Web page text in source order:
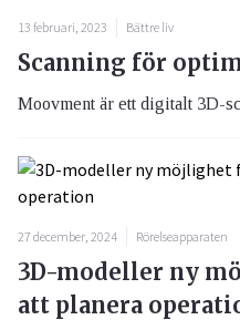
13 februari, 2023 Bättre liv
Scanning för
27 december, 2024 Rörelseapparaten
3D-modeller ny
att planera